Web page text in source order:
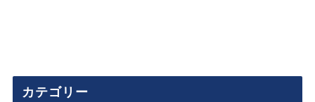
カテゴリー